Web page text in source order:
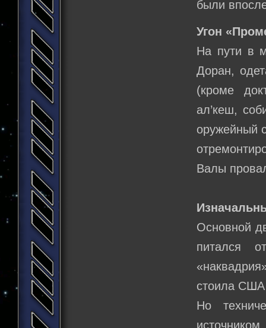
были
Угон
На пути в
Доран,
(кроме
ал’кеш,
оружейный
Валы
Основной
питался
стоила
Но